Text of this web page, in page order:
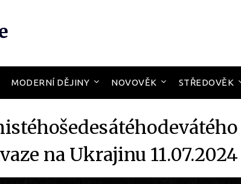
MODERNÍ DĚJINY NOVOVĚK STŘEDOVĚK
na Ukrajinu 11.07.2024